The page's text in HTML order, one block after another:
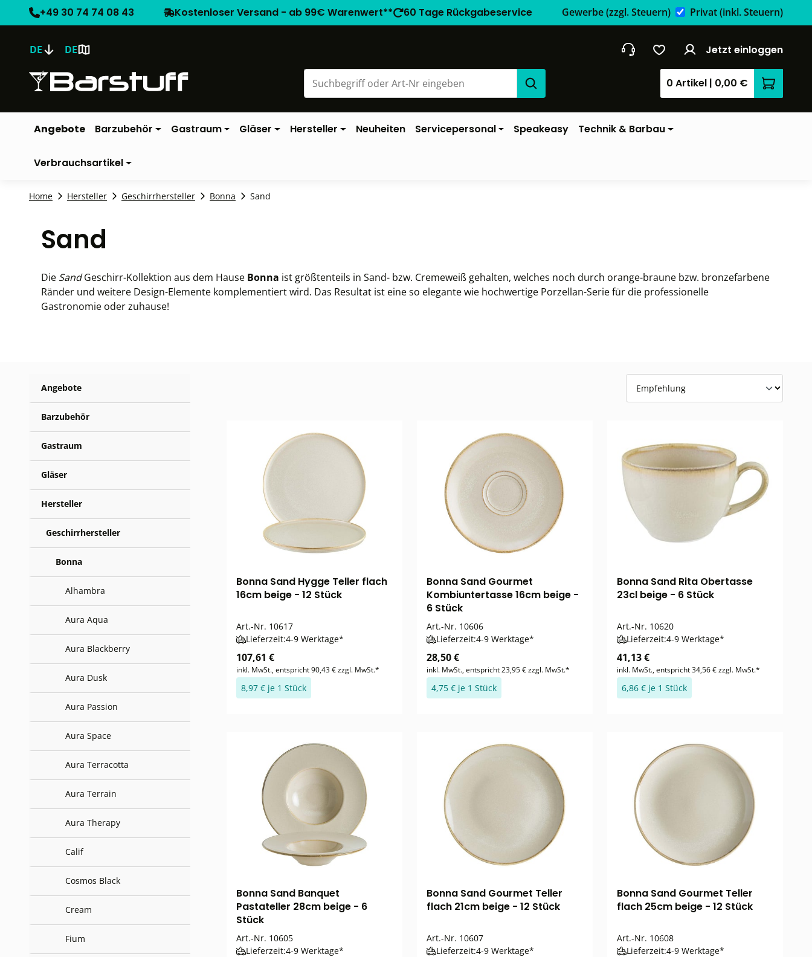
+49 30 74 74 08 43 Kostenloser Versand - ab 99€ Warenwert** 60 Tage Rückgabeservice Gewerbe(zzgl. Steuern) Privat(inkl. Steuern)
DE DE Jetzt einloggen
0 Artikel | 0,00 €
Angebote Barzubehör Gastraum Gläser Hersteller Neuheiten Servicepersonal Speakeasy Technik & Barbau
Verbrauchsartikel
Home Hersteller Geschirrhersteller Bonna Sand
Sand
Die SandGeschirr-Kollektion aus dem Hause Bonna ist größtenteils in Sand- bzw. Cremeweiß gehalten, welches noch durch orange-braune bzw. bronzefarbene
Ränder und weitere Design-Elemente komplementiert wird. Das Resultat ist eine so elegante wie hochwertige Porzellan-Serie für die professionelle
Gastronomie oder zuhause!
Angebote
Barzubehör
Gastraum
Gläser
Hersteller
Geschirrhersteller
Bonna
Alhambra
Aura Aqua
Aura Blackberry
Aura Dusk
Aura Passion
Aura Space
Aura Terracotta
Aura Terrain
Aura Therapy
Calif
Cosmos Black
Cream
Fium
Bonna Sand Hygge Teller flach
16cm beige - 12 Stück
Art.-Nr. 10617
Lieferzeit:4-9 Werktage*
107,61 €
inkl. MwSt., entspricht 90,43 € zzgl. MwSt.*
8,97 € je 1 Stück
Bonna Sand Gourmet
Kombiuntertasse 16cm beige -
6 Stück
Art.-Nr. 10606
Lieferzeit:4-9 Werktage*
28,50 €
inkl. MwSt., entspricht 23,95 € zzgl. MwSt.*
4,75 € je 1 Stück
Bonna Sand Rita Obertasse
23cl beige - 6 Stück
Art.-Nr. 10620
Lieferzeit:4-9 Werktage*
41,13 €
inkl. MwSt., entspricht 34,56 € zzgl. MwSt.*
6,86 € je 1 Stück
Bonna Sand Banquet
Pastateller 28cm beige - 6
Stück
Art.-Nr. 10605
Lieferzeit:4-9 Werktage*
Bonna Sand Gourmet Teller
flach 21cm beige - 12 Stück
Art.-Nr. 10607
Lieferzeit:4-9 Werktage*
Bonna Sand Gourmet Teller
flach 25cm beige - 12 Stück
Art.-Nr. 10608
Lieferzeit:4-9 Werktage*